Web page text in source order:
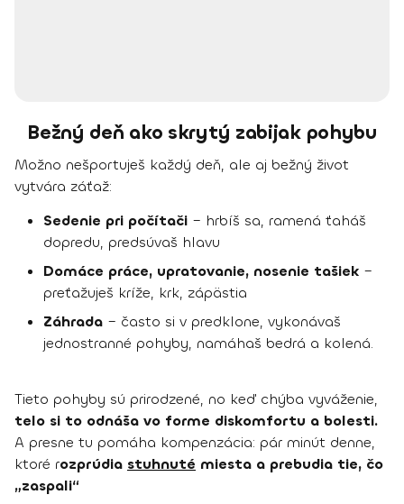
Bežný deň ako skrytý zabijak pohybu
Možno nešportuješ každý deň, ale aj bežný život
vytvára záťaž:
Sedenie pri počítači – hrbíš sa, ramená ťaháš
dopredu, predsúvaš hlavu
Domáce práce, upratovanie, nosenie tašiek –
preťažuješ kríže, krk, zápästia
Záhrada – často si v predklone, vykonávaš
jednostranné pohyby, namáhaš bedrá a kolená.
Tieto pohyby sú prirodzené, no keď chýba vyváženie,
telo si to odnáša vo forme diskomfortu a bolesti.
A presne tu pomáha kompenzácia: pár minút denne,
ktoré rozprúdia stuhnuté miesta a prebudia tie, čo
„zaspali“